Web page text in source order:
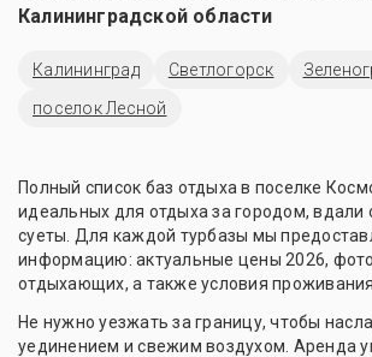
Калининградской области
Калининград Светлогорск
поселок Лесной
Полный список баз отдыха в поселке
идеальных для отдыха за городом, вдали
суеты. Для каждой турбазы мы
информацию: актуальные цены 2026,
отдыхающих, а также условия проживания.
Не нужно уезжать за границу, чтобы
уединением и свежим воздухом. Аренда